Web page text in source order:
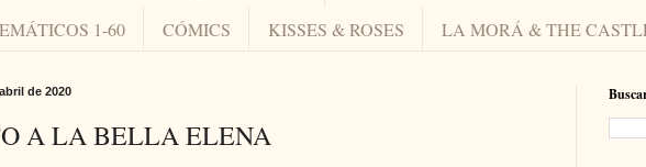
1-60
CÓMICS KISSES & ROSES LA MORÁ & THE
de 2020
A LA BELLA ELENA